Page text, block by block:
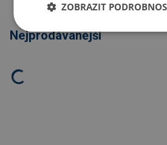
Nejprodávanější
ZOBRAZIT